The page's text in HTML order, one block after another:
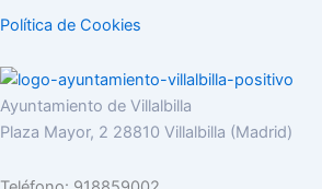
Política de Cookies
Ayuntamiento de Villalbilla
Plaza Mayor, 2 28810 Villalbilla (Madrid)